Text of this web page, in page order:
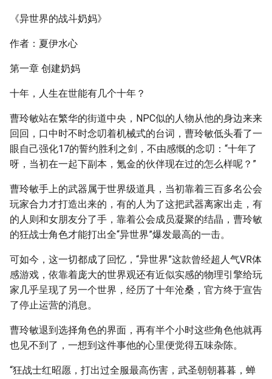
《异世界的战斗奶妈》
作者：夏伊水心
第一章 创建奶妈
十年，人生在世能有几个十年？
曹玲敏站在繁华的街道中央，NPC似的人物从他的身边来来
回回，口中时不时念叨着机械式的台词，曹玲敏低头看了一
眼自己强化17的誓约胜利之剑，不由感慨的念叨：“十年了
呀，当初在一起下副本，氪金的伙伴现在过的怎么样呢？”
曹玲敏手上的武器属于世界级道具，当初靠着三百多名公会
玩家合力才打造出来的，有的人为了这把武器离家出走，有
的人则和女朋友分了手，靠着公会成员凝聚的结晶，曹玲敏
的狂战士角色才能打出全“异世界”爆发最高的一击。
可如今，这一切都成了回忆，“异世界”这款曾经超人气VR体
感游戏，依靠着庞大的世界观还有近似实感的物理引擎给玩
家几乎呈现了另一个世界，经历了十年沧桑，官方终于宣告
了停止运营的消息。
曹玲敏退到选择角色的界面，再有半个小时这些角色他就再
也见不到了，一想到这件事他的心里便觉得五味杂陈。
“狂战士红昭愿，打出过全服最高伤害，武圣朝朝暮暮，蝉